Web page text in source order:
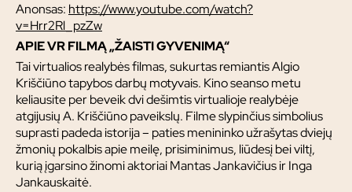
Anonsas: https://www.youtube.com/watch?
v=Hrr2Rl_pzZw
APIE VR FILMĄ „ŽAISTI GYVENIMĄ“
Tai virtualios realybės filmas, sukurtas remiantis Algio
Kriščiūno tapybos darbų motyvais. Kino seanso metu
keliausite per beveik dvi dešimtis virtualioje realybėje
atgijusių A. Kriščiūno paveikslų. Filme slypinčius simbolius
suprasti padeda istorija – paties menininko užrašytas dviejų
žmonių pokalbis apie meilę, prisiminimus, liūdesį bei viltį,
kurią įgarsino žinomi aktoriai Mantas Jankavičius ir Inga
Jankauskaitė.